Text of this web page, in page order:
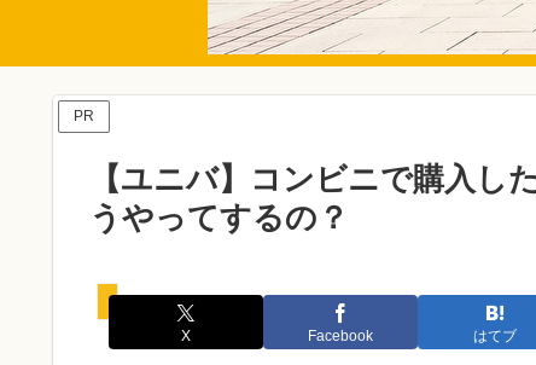
PR
【ユニバ】コンビニで購入し
うやってするの？
チケット
X Facebook はてブ